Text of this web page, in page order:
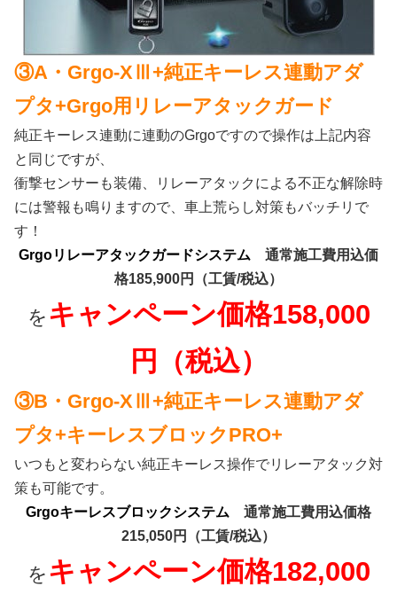
③A・Grgo-XⅢ+純正キーレス連動アダ
プタ+Grgo用リレーアタックガード
純正キーレス連動に連動のGrgoですので操作は上記内容
と同じですが、
衝撃センサーも装備、リレーアタックによる不正な解除時
には警報も鳴りますので、 車上荒らし対策もバッチリで
す！
Grgoリレーアタックガードシステム 通常施工費用込価
格185,900円（工賃/税込）
を キャンペーン価格158,000
円（税込）
③B・Grgo-XⅢ+純正キーレス連動アダ
プタ+キーレスブロックPRO+
いつもと変わらない純正キーレス操作でリレーアタック対
策も可能です。
Grgoキーレスブロックシステム 通常施工費用込価格
215,050円（工賃/税込）
を キャンペーン価格182,000